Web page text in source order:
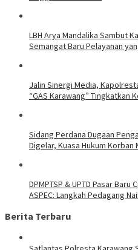
LBH Arya Mandalika Sambut
Semangat Baru Pelayanan
Jalin Sinergi Media,
“GAS Karawang” Tingkatkan
Sidang Perdana Dugaan
Digelar, Kuasa Hukum Korban
DPMPTSP & UPTD Pasar
ASPEC: Langkah Pedagang
Berita Terbaru